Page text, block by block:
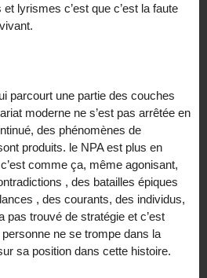
lyrismes c’est que c’est la faute
parcourt une partie des couches
moderne ne s’est pas arrêtée en
des phénomènes de
produits. le NPA est plus en
comme ça, même agonisant,
, des batailles épiques
, des courants, des individus,
pas trouvé de stratégie et c’est
ne se trompe dans la
sa position dans cette histoire.